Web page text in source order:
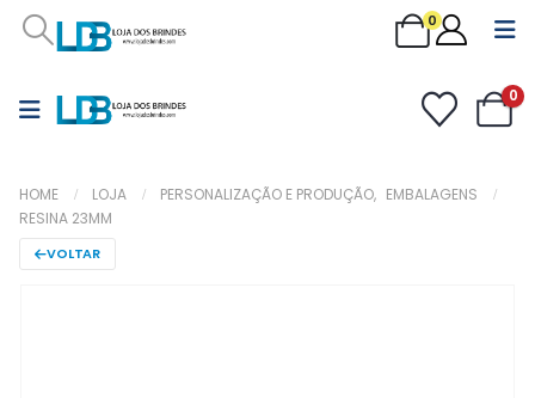
0
0
HOME LOJA PERSONALIZAÇÃO E PRODUÇÃO, EMBALAGENS
RESINA 23MM
VOLTAR